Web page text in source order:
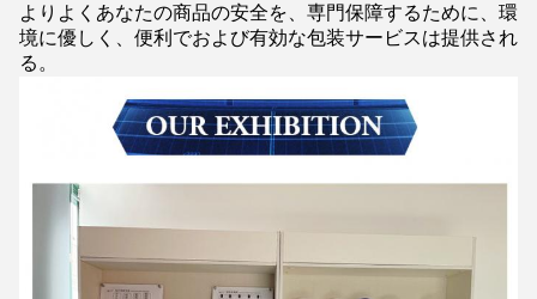
よりよくあなたの商品の安全を、専門保障するために、環
境に優しく、便利でおよび有効な包装サービスは提供され
る。